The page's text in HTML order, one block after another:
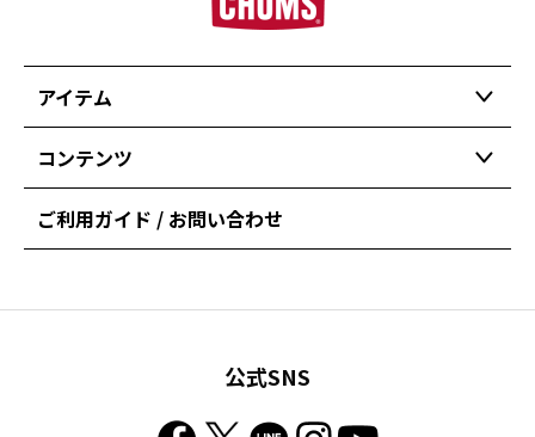
アイテム
コンテンツ
ご利用ガイド / お問い合わせ
公式SNS